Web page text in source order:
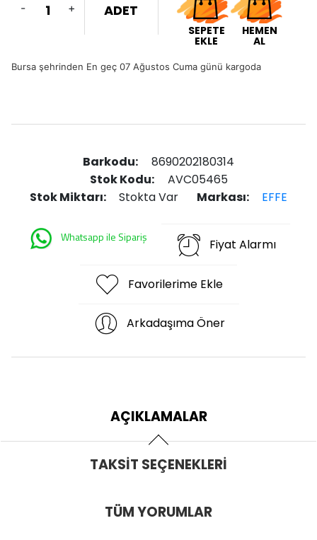
- + ADET
SEPETE
EKLE
HEMEN
AL
Bursa şehrinden En geç 07 Ağustos Cuma günü kargoda
Barkodu:
8690202180314
Stok Kodu:
AVC05465
Stok Miktarı:
Stokta Var Markası: EFFE
Whatsapp ile Sipariş Fiyat Alarmı
Favorilerime Ekle
Arkadaşıma Öner
AÇIKLAMALAR
TAKSIT SEÇENEKLERI
TÜM YORUMLAR